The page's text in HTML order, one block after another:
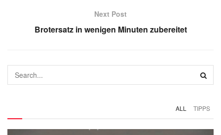
Next Post
Brotersatz in wenigen Minuten zubereitet
ALL TIPPS